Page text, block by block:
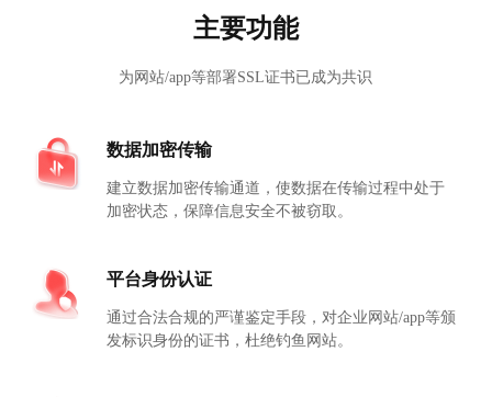
主要功能
为网站/app等部署SSL证书已成为共识
数据加密传输
建立数据加密传输通道，使数据在传输过程中处于
加密状态，保障信息安全不被窃取。
平台身份认证
通过合法合规的严谨鉴定手段，对企业网站/app等颁
发标识身份的证书，杜绝钓鱼网站。